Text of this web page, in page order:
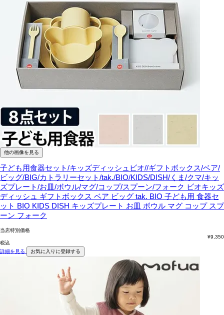
他の画像を見る
子ども用食器セット/キッズディッシュビオ//ギフトボックス/ベア/
ビッグ/BIG/カトラリーセット/tak./BIO/KIDS/DISH/くま/クマ/キッ
ズプレート/お皿/ボウル/マグ/コップ/スプーン/フォーク ビオキッズ
ディッシュ ギフトボックス ベア ビッグ tak. BIO 子ども用 食器セ
ット BIO KIDS DISH キッズプレート お皿 ボウル マグ コップ スプ
ーン フォーク
当店特別価格
¥9,350
税込
詳細を見る
お気に入りに登録する